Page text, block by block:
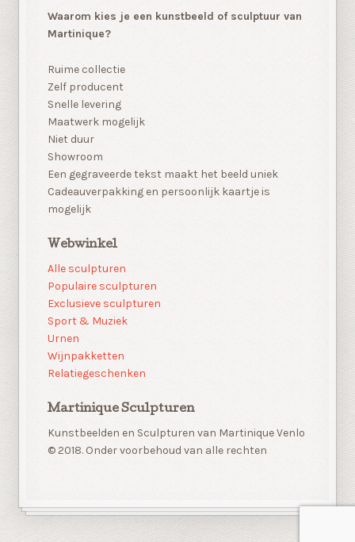
Waarom kies je een kunstbeeld of sculptuur van
Martinique?
Ruime collectie
Zelf producent
Snelle levering
Maatwerk mogelijk
Niet duur
Showroom
Een gegraveerde tekst maakt het beeld uniek
Cadeauverpakking en persoonlijk kaartje is
mogelijk
Webwinkel
Alle sculpturen
Populaire sculpturen
Exclusieve sculpturen
Sport & Muziek
Urnen
Wijnpakketten
Relatiegeschenken
Martinique Sculpturen
Kunstbeelden en Sculpturen van Martinique Venlo
© 2018. Onder voorbehoud van alle rechten